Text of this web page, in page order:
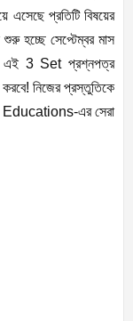
প্রতিটি বিষয়ের
হচ্ছে সেপ্টেম্বর মাস
এই 3 Set প্রশ্নপত্র
নিজের প্রস্তুতিকে
এর সেরা